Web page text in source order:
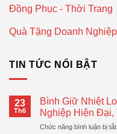
Đồng Phục - Thời Trang
Quà Tặng Doanh Nghiệp
TIN TỨC NỔI BẬT
23
Th6
Bình Giữ Nhiệt
Nghiệp Hiện Đại,
Chức năng bình luận bị tắtở